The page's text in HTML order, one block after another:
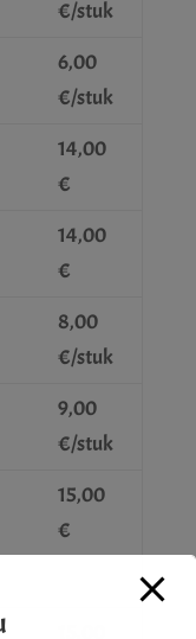
€/stuk
6,00
€/stuk
14,00
€
14,00
€
8,00
€/stuk
9,00
€/stuk
15,00
€